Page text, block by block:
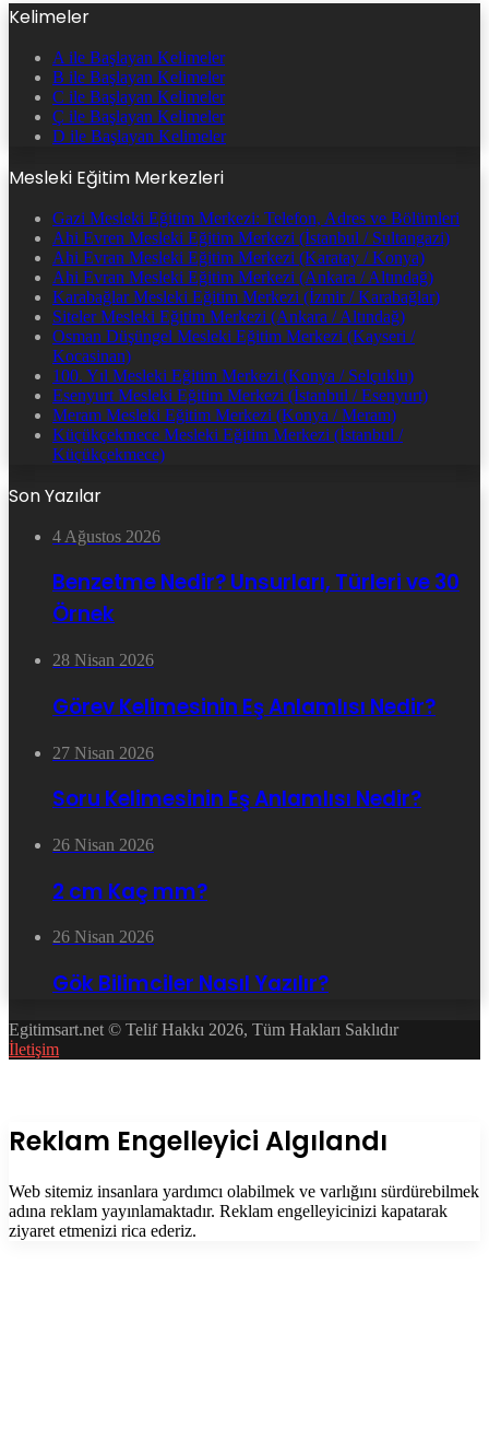
Kelimeler
A ile Başlayan Kelimeler
B ile Başlayan Kelimeler
C ile Başlayan Kelimeler
Ç ile Başlayan Kelimeler
D ile Başlayan Kelimeler
Mesleki Eğitim Merkezleri
Gazi Mesleki Eğitim Merkezi: Telefon, Adres ve Bölümleri
Ahi Evren Mesleki Eğitim Merkezi (İstanbul / Sultangazi)
Ahi Evran Mesleki Eğitim Merkezi (Karatay / Konya)
Ahi Evran Mesleki Eğitim Merkezi (Ankara / Altındağ)
Karabağlar Mesleki Eğitim Merkezi (İzmir / Karabağlar)
Siteler Mesleki Eğitim Merkezi (Ankara / Altındağ)
Osman Düşüngel Mesleki Eğitim Merkezi (Kayseri /
Kocasinan)
100. Yıl Mesleki Eğitim Merkezi (Konya / Selçuklu)
Esenyurt Mesleki Eğitim Merkezi (İstanbul / Esenyurt)
Meram Mesleki Eğitim Merkezi (Konya / Meram)
Küçükçekmece Mesleki Eğitim Merkezi (İstanbul /
Küçükçekmece)
Son Yazılar
4 Ağustos 2026
Benzetme Nedir? Unsurları, Türleri ve 30
Örnek
28 Nisan 2026
Görev Kelimesinin Eş Anlamlısı Nedir?
27 Nisan 2026
Soru Kelimesinin Eş Anlamlısı Nedir?
26 Nisan 2026
2 cm Kaç mm?
26 Nisan 2026
Gök Bilimciler Nasıl Yazılır?
Egitimsart.net © Telif Hakkı 2026, Tüm Hakları Saklıdır
İletişim
Kapalı
Reklam Engelleyici Algılandı
Web sitemiz insanlara yardımcı olabilmek ve varlığını sürdürebilmek
adına reklam yayınlamaktadır. Reklam engelleyicinizi kapatarak
ziyaret etmenizi rica ederiz.